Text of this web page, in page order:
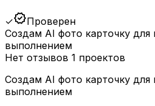
✓verifiedПроверен
Создам AI фото карточку
выполнением
Нет отзывов 1 проектов
Создам AI фото карточку
выполнением